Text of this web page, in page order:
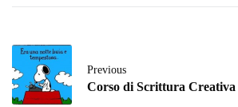
Previous
Corso di Scrittura Creativa